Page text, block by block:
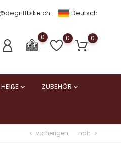
Deutsch
0 0 0
 ZUBEHÖR 
chevron_left vorherigen nah chevron_right